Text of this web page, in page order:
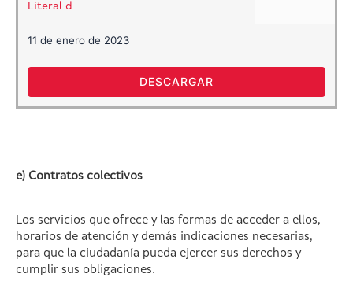
Literal d
11 de enero de 2023
DESCARGAR
e) Contratos colectivos
Los servicios que ofrece y las formas de acceder a ellos,
horarios de atención y demás indicaciones necesarias,
para que la ciudadanía pueda ejercer sus derechos y
cumplir sus obligaciones.